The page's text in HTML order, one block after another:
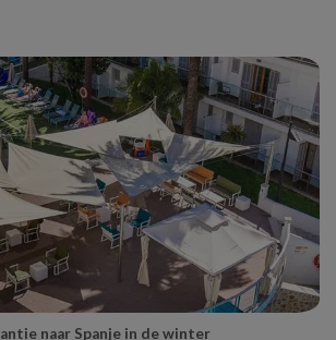
naar Spanje in de winter